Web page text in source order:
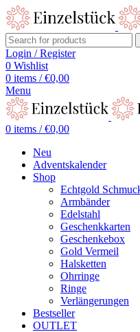
Login / Register
0 Wishlist
0 items / €0,00
Menu
0 items / €0,00
Neu
Adventskalender
Shop
Echtgold
Armbänder
Edelstahl
Geschenkkarten
Geschenkebox
Gold Vermeil
Halsketten
Ohrringe
Ringe
Verlängerungen
Bestseller
OUTLET